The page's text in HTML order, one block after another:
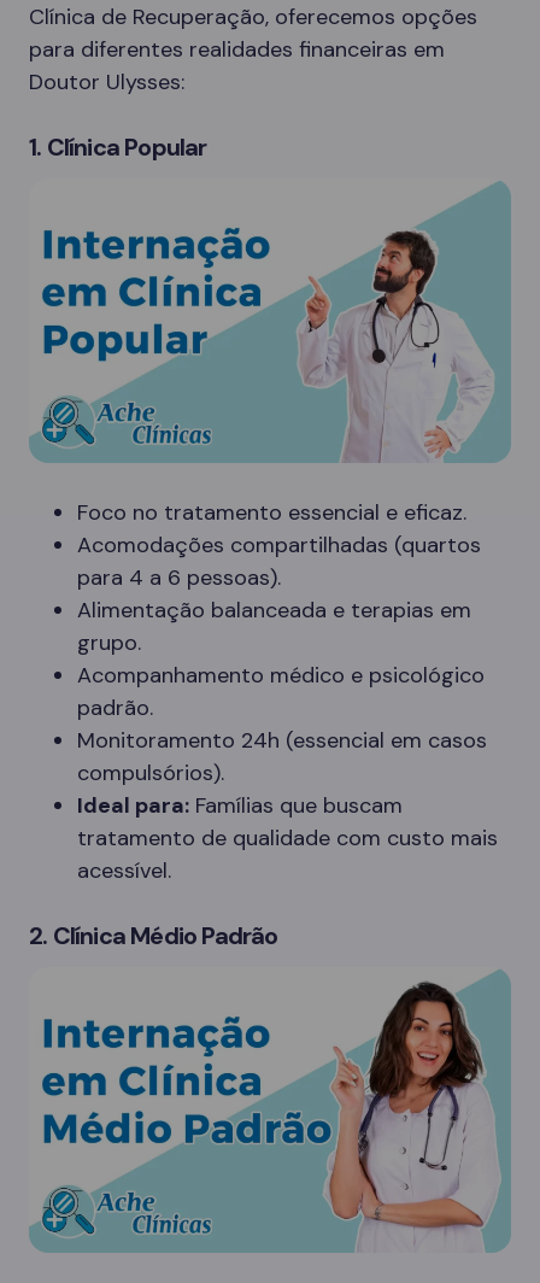
Clínica de Recuperação, oferecemos opções
para diferentes realidades financeiras em
Doutor Ulysses:
1. Clínica Popular
Foco no tratamento essencial e eficaz.
Acomodações compartilhadas (quartos
para 4 a 6 pessoas).
Alimentação balanceada e terapias em
grupo.
Acompanhamento médico e psicológico
padrão.
Monitoramento 24h (essencial em casos
compulsórios).
Ideal para: Famílias que buscam
tratamento de qualidade com custo mais
acessível.
2. Clínica Médio Padrão